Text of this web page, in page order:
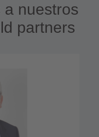
a nuestros
partners